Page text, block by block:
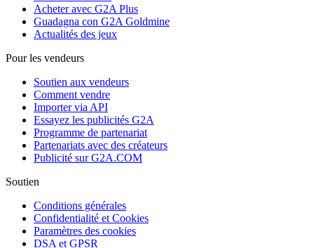
Acheter avec G2A Plus
Guadagna con G2A Goldmine
Actualités des jeux
Pour les vendeurs
Soutien aux vendeurs
Comment vendre
Importer via API
Essayez les publicités G2A
Programme de partenariat
Partenariats avec des créateurs
Publicité sur G2A.COM
Soutien
Conditions générales
Confidentialité et Cookies
Paramètres des cookies
DSA et GPSR